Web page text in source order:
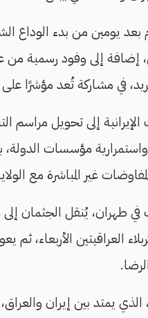
بعد يومين من بدء الوداع
إضافة إلى وفود رسمية
في مشاركة تُعد مؤشرًا
إلى تحويل مراسم
واستمرارية مؤسسات
غير المباشرة مع
في طهران، يُنقل الجثمان
العراقيتين
يمتد بين إيران